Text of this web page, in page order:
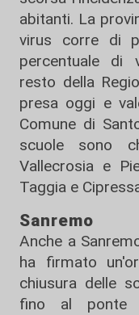
abitanti. La
virus corre di
percentuale di
resto della
presa oggi e
Comune di
scuole sono
Vallecrosia e
Taggia e
Sanremo
Anche a
ha firmato
chiusura delle
fino al ponte